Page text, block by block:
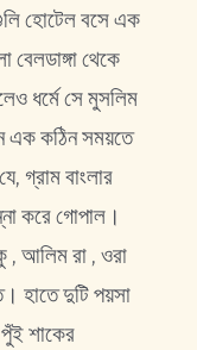
হোটেল বসে এক
থেকে
ধর্মে সে মুসলিম
এক কঠিন সময়তে
গ্রাম বাংলার
করে গোপাল।
, আলিম রা , ওরা
হাতে দুটি পয়সা
শাকের